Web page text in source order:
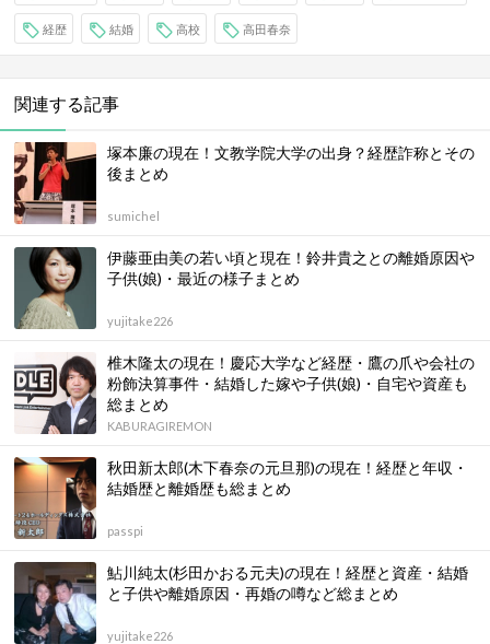
経歴 結婚 高校 高田春奈
関連する記事
塚本廉の現在！文教学院大学の出身？経歴詐称とその
後まとめ
sumichel
伊藤亜由美の若い頃と現在！鈴井貴之との離婚原因や
子供(娘)・最近の様子まとめ
yujitake226
椎木隆太の現在！慶応大学など経歴・鷹の爪や会社の
粉飾決算事件・結婚した嫁や子供(娘)・自宅や資産も
総まとめ
KABURAGIREMON
秋田新太郎(木下春奈の元旦那)の現在！経歴と年収・
結婚歴と離婚歴も総まとめ
passpi
鮎川純太(杉田かおる元夫)の現在！経歴と資産・結婚
と子供や離婚原因・再婚の噂など総まとめ
yujitake226